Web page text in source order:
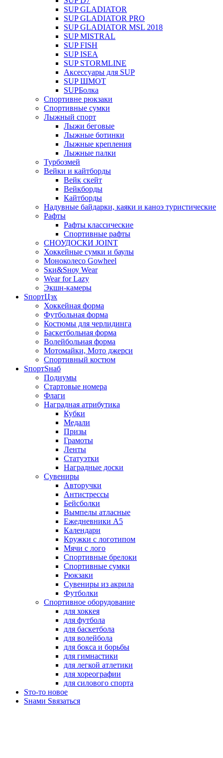
SUP GLADIATOR
SUP GLADIATOR PRO
SUP GLADIATOR MSL 2018
SUP MISTRAL
SUP FISH
SUP ISEA
SUP STORMLINE
Аксессуары для SUP
SUP ШМОТ
SUPБолка
Спортивне рюкзаки
Спортивные сумки
Лыжный спорт
Лыжи беговые
Лыжные ботинки
Лыжные крепления
Лыжные палки
Турбозмей
Вейки и кайтборды
Вейк скейт
Вейкборды
Кайтборды
Надувные байдарки, каяки и каноэ туристические
Рафты
Рафты классические
Спортивные рафты
СНОУДОСКИ JOINT
Хоккейные сумки и баулы
Моноколесо Gowheel
Sки&Sноу Wear
Wear for Lazy
Экшн-камеры
SпортЦэх
Хоккейная форма
Футбольная форма
Костюмы для черлидинга
Баскетбольная форма
Волейбольная форма
Мотомайки, Мото джерси
Спортивный костюм
SпортSнаб
Подиумы
Стартовые номера
Флаги
Наградная атрибутика
Кубки
Медали
Призы
Грамоты
Ленты
Статуэтки
Наградные доски
Сувениры
Авторучки
Антистрессы
Бейсболки
Вымпелы атласные
Ежедневники А5
Календари
Кружки с логотипом
Мячи с лого
Спортивные брелоки
Спортивные сумки
Рюкзаки
Сувениры из акрила
Футболки
Спортивное оборудование
для хоккея
для футбола
для баскетбола
для волейбола
для бокса и борьбы
для гимнастики
для легкой атлетики
для хореографии
для силового спорта
Sто-то новое
Sнами Sвязаться